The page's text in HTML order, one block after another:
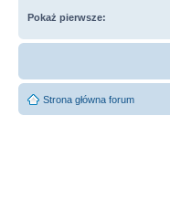
Pokaż pierwsze:
Strona główna forum